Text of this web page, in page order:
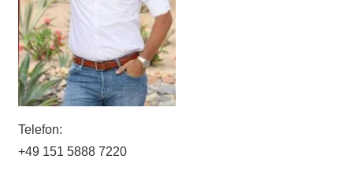
Telefon:
+49 151 5888 7220